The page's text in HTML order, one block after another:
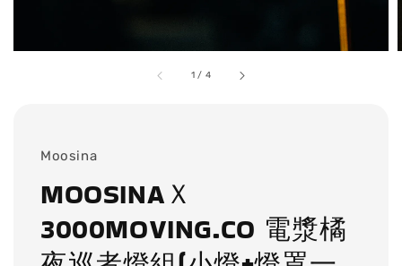
1 / 4
Moosina
MOOSINAＸ
3000MOVING.CO 電漿橘